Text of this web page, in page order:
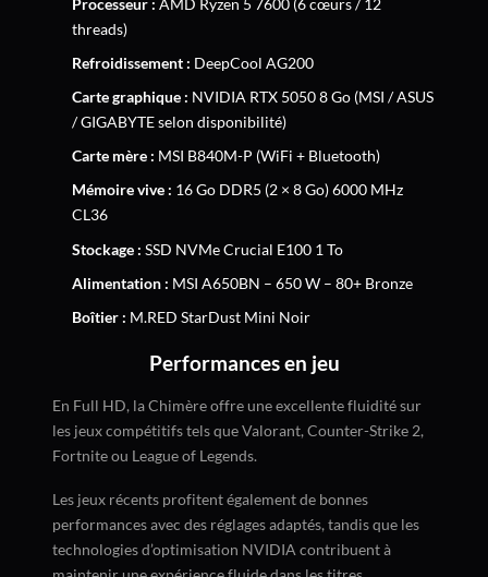
Processeur : AMD Ryzen 5 7600 (6 cœurs / 12
threads)
Refroidissement : DeepCool AG200
Carte graphique : NVIDIA RTX 5050 8 Go (MSI / ASUS
/ GIGABYTE selon disponibilité)
Carte mère : MSI B840M-P (WiFi + Bluetooth)
Mémoire vive : 16 Go DDR5 (2 × 8 Go) 6000 MHz
CL36
Stockage : SSD NVMe Crucial E100 1 To
Alimentation : MSI A650BN – 650 W – 80+ Bronze
Boîtier : M.RED StarDust Mini Noir
Performances en jeu
En Full HD, la Chimère offre une excellente fluidité sur
les jeux compétitifs tels que Valorant, Counter-Strike 2,
Fortnite ou League of Legends.
Les jeux récents profitent également de bonnes
performances avec des réglages adaptés, tandis que les
technologies d’optimisation NVIDIA contribuent à